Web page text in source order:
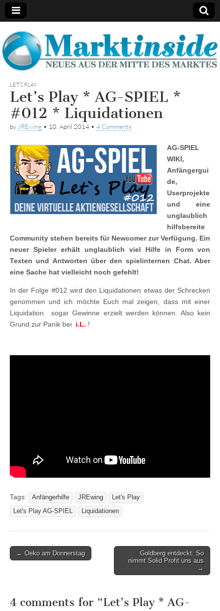
Marktinside
LET'S PLAY
Let’s Play * AG-SPIEL *
#012 * Liquidationen
byJREwing • 10. April 2014 • 4 Comments
AG-SPIEL
WIKI,
Anfängergui
de,
Userprojekte
und eine
unglaublich
hilfsbereite
Community stehen bereits für Newcomer zur Verfügung. Ein
neuer Spieler erhält unglaublich viel Hilfe in Form von
Texten und Antworten über den spielinternen Chat. Aber
eine Sache hat vielleicht noch gefehlt!
In der Folge #012 wird den Liquidationen etwas der Schrecken
genommen und ich möchte Euch mal zeigen, dass mit einer
Liquidation sogar Gewinne erzielt werden können. Also kein
Grund zur Panik bei i.L. !
Tags: Anfängerhilfe JREwing
Let's Play
Let's Play AG-SPIEL
Liquidationen
Post
← Oeko am Donnerstag
Goldberg entdeckt: So
nimmt Solid Profit uns aus
→
4 comments for “Let’s Play * AG-